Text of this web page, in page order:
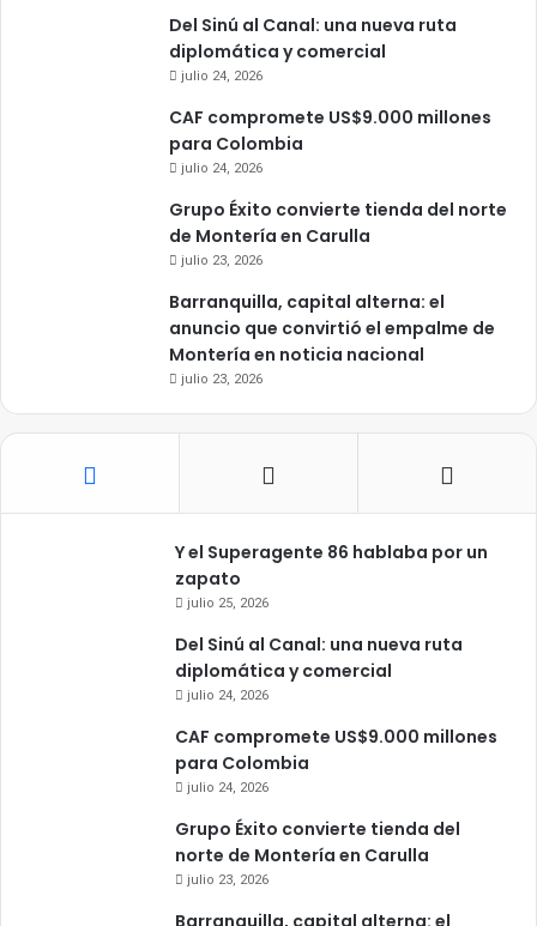
Del Sinú al Canal: una nueva ruta
diplomática y comercial
julio 24, 2026
CAF compromete US$9.000 millones
para Colombia
julio 24, 2026
Grupo Éxito convierte tienda del norte
de Montería en Carulla
julio 23, 2026
Barranquilla, capital alterna: el
anuncio que convirtió el empalme de
Montería en noticia nacional
julio 23, 2026
Y el Superagente 86 hablaba por un
zapato
julio 25, 2026
Del Sinú al Canal: una nueva ruta
diplomática y comercial
julio 24, 2026
CAF compromete US$9.000 millones
para Colombia
julio 24, 2026
Grupo Éxito convierte tienda del
norte de Montería en Carulla
julio 23, 2026